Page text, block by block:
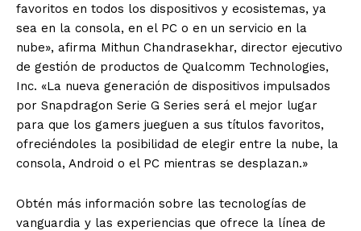
favoritos en todos los dispositivos y ecosistemas, ya
sea en la consola, en el PC o en un servicio en la
nube», afirma Mithun Chandrasekhar, director ejecutivo
de gestión de productos de Qualcomm Technologies,
Inc. «La nueva generación de dispositivos impulsados
por Snapdragon Serie G Series será el mejor lugar
para que los gamers jueguen a sus títulos favoritos,
ofreciéndoles la posibilidad de elegir entre la nube, la
consola, Android o el PC mientras se desplazan.»
Obtén más información sobre las tecnologías de
vanguardia y las experiencias que ofrece la línea de